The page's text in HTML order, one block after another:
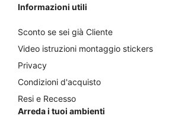
Informazioni utili
Sconto se sei già Cliente
Video istruzioni montaggio stickers
Privacy
Condizioni d'acquisto
Resi e Recesso
Arreda i tuoi ambienti